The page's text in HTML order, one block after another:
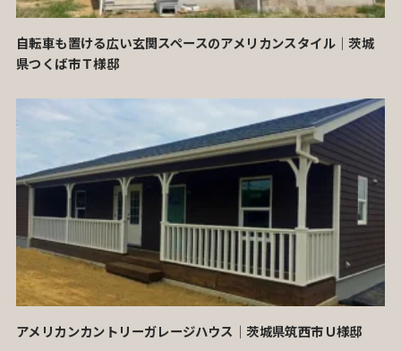
自転車も置ける広い玄関スペースのアメリカンスタイル｜茨城
県つくば市Ｔ様邸
アメリカンカントリーガレージハウス｜茨城県筑西市Ｕ様邸